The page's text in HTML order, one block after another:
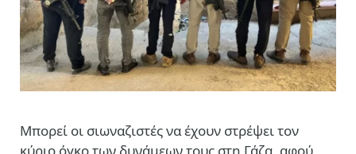
Μπορεί οι σιωναζιστές να έχουν στρέψει τον